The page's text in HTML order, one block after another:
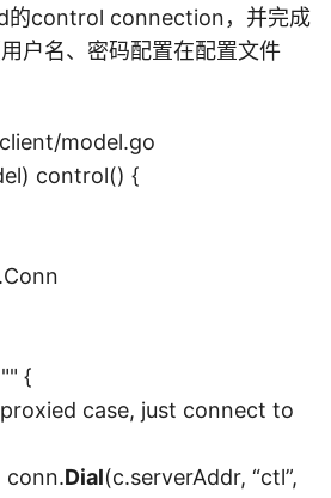
的control connection，并完成
户名、密码配置在配置文件
model.go
control() {
{
case, just connect to
Dial(c.serverAddr, “ctl”,